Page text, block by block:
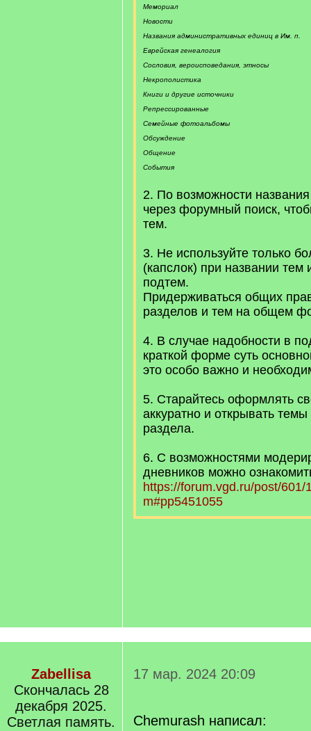
Мемориал
Новости
Названия административных единиц в Им. п.
Еврейская генеалогия
Сословия, вероисповедания, этносы
Некрополистика
Книги и другие источники
Репрессированные
Семейные фотоальбомы
Обсуждение
Общение
События
2. По возможности
через форумный поиск,
тем.
3. Не используйте только
(капслок) при названии
подтем.
Придерживаться общих
разделов и тем на общем
4. В случае надобности в
краткой форме суть
это особо важно и
5. Старайтесь оформлять
аккуратно и открывать
раздела.
6. С возможностями
дневников можно
https://forum.vgd.ru/post/601/
m#pp5451055
Zabellisa
Cкончалась 28
декабря 2025.
Светлая память.
17 мар. 2024 20:09
Chemurash написал: